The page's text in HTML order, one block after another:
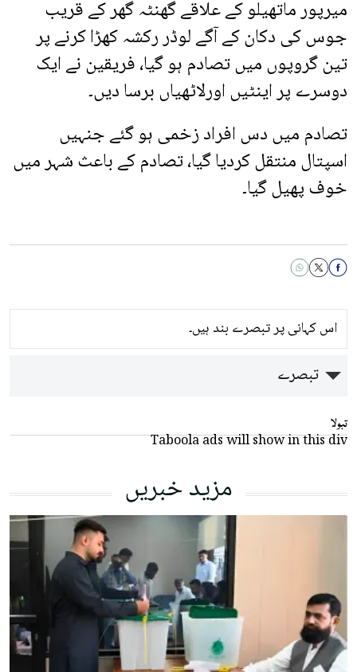
میرپور ماتھیلو کے علاقے گھنٹہ گھر کے قریب
جوس کی دکان کے آگے لوڈر رکشہ کھڑا کرنے پر
تین گروپوں میں تصادم ہو گیا، فریقین نے ایک
دوسرے پر اینٹیں اورلاٹھیاں برسا دیں۔
تصادم میں دس افراد زخمی ہو گئے جنہیں
اسپتال منتقل کردیا گیا، تصادم کے باعث شہر میں
خوف پھیل گیا۔
اس کہانی پر تبصرے بند ہیں۔
تبصرے
تبولا
Taboola ads will show in this div
مزید خبریں